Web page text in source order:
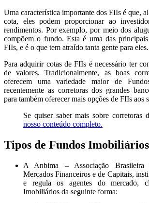
Uma característica importante dos FIIs é que,
cota, eles podem proporcionar ao
rendimentos. Por exemplo, por meio dos
compõem o fundo. Esta é uma das
FIIs, e é o que tem atraído tanta gente para eles.
Para adquirir cotas de FIIs é necessário ter
de valores. Tradicionalmente, as boas
oferecem uma variedade maior de
recentemente as corretoras dos grandes
para também oferecer mais opções de FIIs aos
Se quiser saber mais sobre corretoras
nosso conteúdo completo.
Tipos de Fundos Imobiliários
A Anbima – Associação Brasileira
Mercados Financeiros e de Capitais,
e regula os agentes do mercado,
Imobiliários da seguinte forma: